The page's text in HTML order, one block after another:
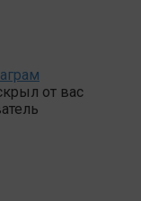
от вас